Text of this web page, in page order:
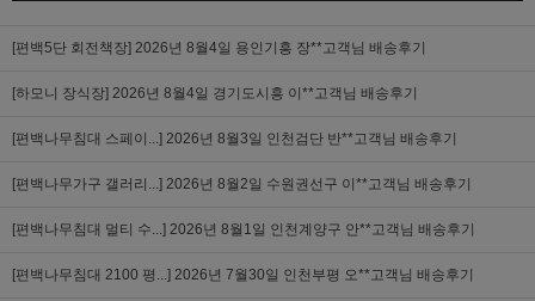
[편백5단 회전책장] 2026년 8월4일 용인기흥 장**고객님 배송후기
[하모니 장식장] 2026년 8월4일 경기도시흥 이**고객님 배송후기
[편백나무침대 스페이...] 2026년 8월3일 인천검단 반**고객님 배송후기
[편백나무가구 갤러리...] 2026년 8월2일 수원권선구 이**고객님 배송후기
[편백나무침대 멀티 수...] 2026년 8월1일 인천계양구 안**고객님 배송후기
[편백나무침대 2100 평...] 2026년 7월30일 인천부평 오**고객님 배송후기